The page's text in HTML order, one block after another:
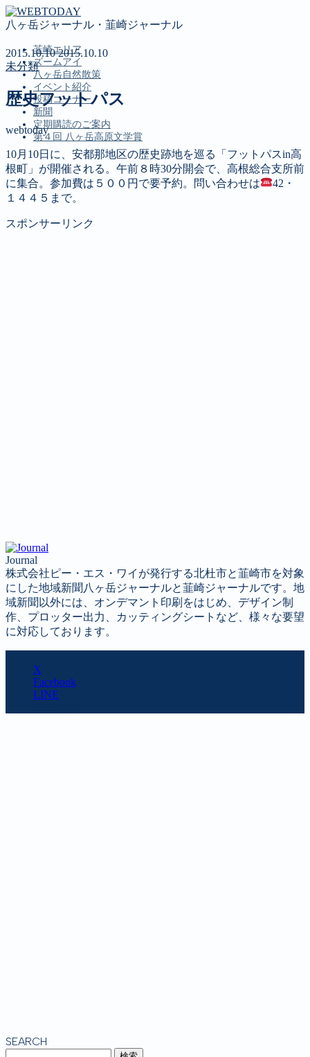
八ヶ岳ジャーナル・韮崎ジャーナル
韮崎エリア
ズームアイ
八ヶ岳自然散策
イベント紹介
投稿コーナー
新聞
定期購読のご案内
第４回 八ヶ岳高原文学賞
MENU
韮崎エリア
ズームアイ
八ヶ岳自然散策
2015.10.102015.10.10
未分類
歴史フットパス
webtoday
10月10日に、安都那地区の歴史跡地を巡る「フットパスin高
根町」が開催される。午前８時30分開会で、高根総合支所前
に集合。参加費は５００円で要予約。問い合わせは
42・
１４４５まで。
スポンサーリンク
Journal
株式会社ピー・エス・ワイが発行する北杜市と韮崎市を対象
にした地域新聞八ヶ岳ジャーナルと韮崎ジャーナルです。地
域新聞以外には、オンデマント印刷をはじめ、デザイン制
作、プロッター出力、カッティングシートなど、様々な要望
に対応しております。
X
Facebook
LINE
SEARCH